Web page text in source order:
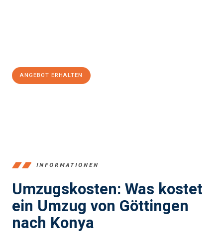
ANGEBOT ERHALTEN
INFORMATIONEN
Umzugskosten: Was kostet
ein Umzug von Göttingen
nach Konya